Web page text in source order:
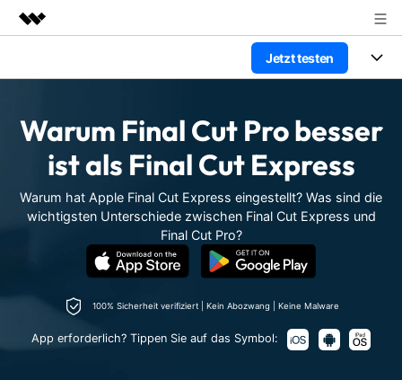
Dienstprogramme
Überblick
Lösungen
Presseraum
Jetzt testen
Plattformen
Funktionen
Assets
Video/Foto
Audio
Lösungen
Marketing & Business
Lifestyle & Spaß
Trends
Ressourcen
Video-Prompts
Über 100 heiße Video-
Meisterkurs
Beherrschen Sie
fortgeschrittene
Über
Warum Final Cut Pro besser
ist als Final Cut Express
Warum hat Apple Final Cut Express eingestellt? Was sind die
wichtigsten Unterschiede zwischen Final Cut Express und
Final Cut Pro?
100% Sicherheit verifiziert | Kein Abozwang | Keine Malware
App erforderlich? Tippen Sie auf das Symbol: